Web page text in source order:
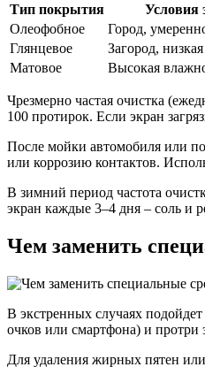
Тип покрытия Условия
Олеофобное
Город,
Глянцевое
Загород,
Матовое
Высокая
Чрезмерно частая очистка
100 протирок. Если экран
После мойки автомобиля или
или коррозию контактов.
В зимний период частота
экран каждые 3–4 дня – соль и
Чем заменить
В экстренных случаях
очков или смартфона) и
Для удаления жирных пятен